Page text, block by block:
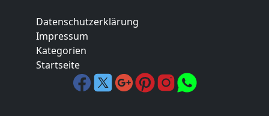
Datenschutzerklärung
Impressum
Kategorien
Startseite